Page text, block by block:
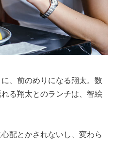
、前のめりになる翔太。数
る翔太とのランチは、智絵
配とかされないし、変わら